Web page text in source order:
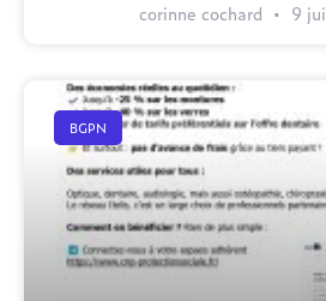
corinne cochard 9
BGPN